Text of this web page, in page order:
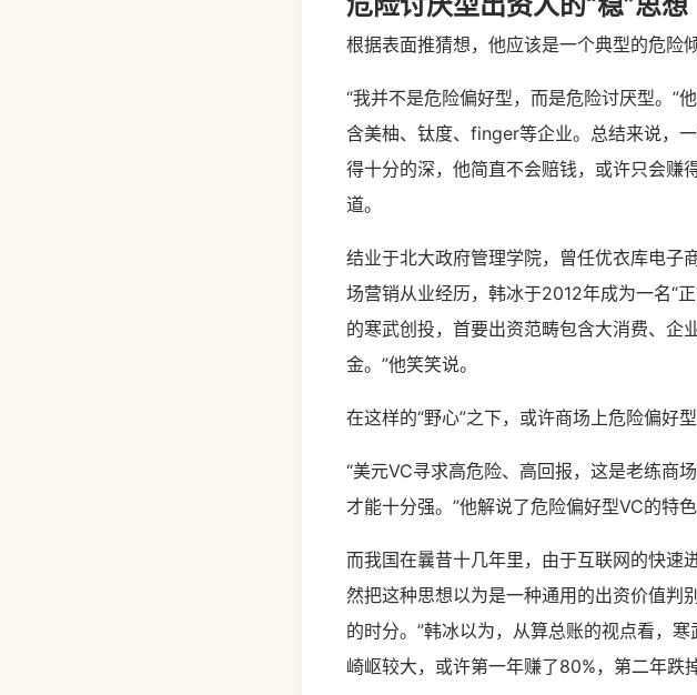
根据表面推猜想，他应该是一个典型的危险
“我并不是危险偏好型，而是危险讨厌型。”
含美柚、钛度、finger等企业。总结来说，
得十分的深，他简直不会赔钱，或许只会赚
道。
结业于北大政府管理学院，曾任优衣库电
场营销从业经历，韩冰于2012年成为一名“
的寒武创投，首要出资范畴包含大消费、企
金。”他笑笑说。
在这样的“野心”之下，或许商场上危险偏好
“美元VC寻求高危险、高回报，这是老练商
才能十分强。”他解说了危险偏好型VC的特色
而我国在曩昔十几年里，由于互联网的快速
然把这种思想以为是一种通用的出资价值判
的时分。”韩冰以为，从算总账的视点看，
崎岖较大，或许第一年赚了80%，第二年跌